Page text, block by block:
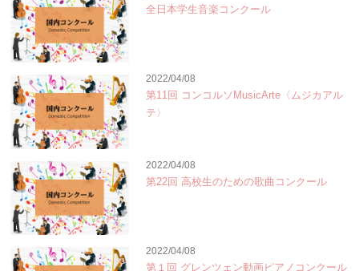
全日本学生音楽コンクール
2022/04/08
第11回 コンコルソMusicArte〈ムジカアル
テ〉
2022/04/08
第22回 高校生のための歌曲コンクール
2022/04/08
第１回 グレンツェン動画ピアノコンクール